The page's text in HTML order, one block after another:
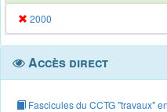
2000
Accès direct
Fascicules du CCTG "travaux"